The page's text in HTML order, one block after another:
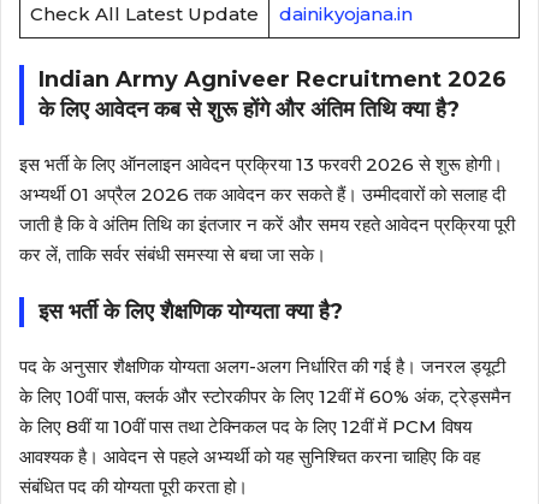
Check All Latest Update dainikyojana.in
Indian Army Agniveer Recruitment 2026
के लिए आवेदन कब से शुरू होंगे और अंतिम तिथि क्या है?
इस भर्ती के लिए ऑनलाइन आवेदन प्रक्रिया 13 फरवरी 2026 से शुरू होगी।
अभ्यर्थी 01 अप्रैल 2026 तक आवेदन कर सकते हैं। उम्मीदवारों को सलाह दी
जाती है कि वे अंतिम तिथि का इंतजार न करें और समय रहते आवेदन प्रक्रिया पूरी
कर लें, ताकि सर्वर संबंधी समस्या से बचा जा सके।
इस भर्ती के लिए शैक्षणिक योग्यता क्या है?
पद के अनुसार शैक्षणिक योग्यता अलग-अलग निर्धारित की गई है। जनरल ड्यूटी
के लिए 10वीं पास, क्लर्क और स्टोरकीपर के लिए 12वीं में 60% अंक, ट्रेड्समैन
के लिए 8वीं या 10वीं पास तथा टेक्निकल पद के लिए 12वीं में PCM विषय
आवश्यक है। आवेदन से पहले अभ्यर्थी को यह सुनिश्चित करना चाहिए कि वह
संबंधित पद की योग्यता पूरी करता हो।